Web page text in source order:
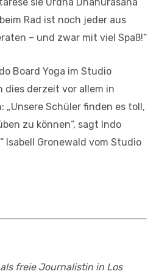
Rad ist noch jeder aus
– und zwar mit viel Spaß!“
Board Yoga im Studio
dies derzeit vor allem in
„Unsere Schüler finden es toll,
zu können“, sagt Indo
Isabell Gronewald vom Studio
freie Journalistin in Los